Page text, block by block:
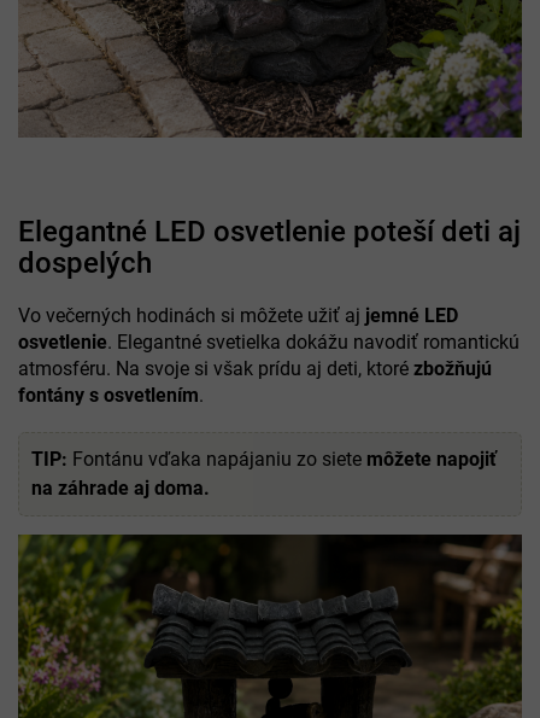
Elegantné LED osvetlenie poteší deti aj
dospelých
Vo večerných hodinách si môžete užiť aj jemné LED
osvetlenie. Elegantné svetielka dokážu navodiť romantickú
atmosféru. Na svoje si však prídu aj deti, ktoré zbožňujú
fontány s osvetlením.
TIP: Fontánu vďaka napájaniu zo siete môžete napojiť
na záhrade aj doma.